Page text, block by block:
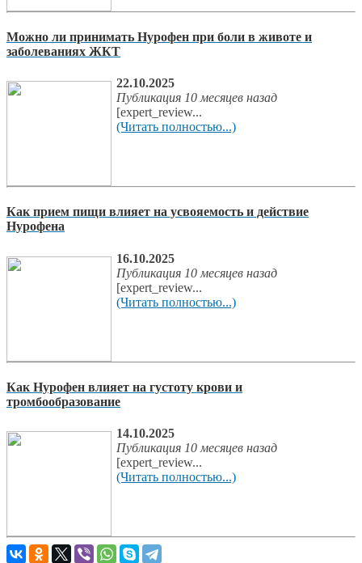
Можно ли принимать Нурофен при боли в животе и
заболеваниях ЖКТ
22.10.2025
Публикация 10 месяцев назад
[expert_review...
(Читать полностью...)
Как прием пищи влияет на усвояемость и действие
Нурофена
16.10.2025
Публикация 10 месяцев назад
[expert_review...
(Читать полностью...)
Как Нурофен влияет на густоту крови и
тромбообразование
14.10.2025
Публикация 10 месяцев назад
[expert_review...
(Читать полностью...)